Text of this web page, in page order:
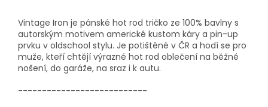
Vintage Iron je pánské hot rod tričko ze 100% bavlny s
autorským motivem americké kustom káry a pin-up
prvku v oldschool stylu. Je potištěné v ČR a hodí se pro
muže, kteří chtějí výrazné hot rod oblečení na běžné
nošení, do garáže, na sraz i k autu.
---------------------------